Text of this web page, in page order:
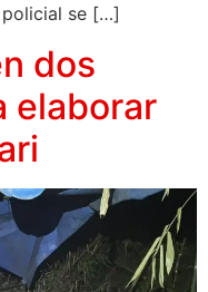
se […]
dos
elaborar